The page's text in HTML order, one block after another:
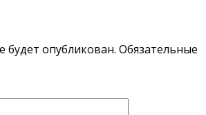
будет опубликован. Обязательные